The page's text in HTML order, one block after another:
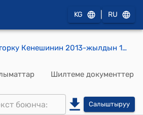
KG RU
КР Жогорку Кенешинин 2013-жылдын 19-январындагы № 2668-V "Кыргыз Республикасындагы банктар жана банк иши жөнүндө" Кыргыз Республикасынын Мыйзамына өзгөртүүлөрдү жана толуктоолорду киргизүү тууралуу" Кыргыз Республикасынын Мыйзамынын долбоорун четке кагуу жөнүндө" токтому
Шилтеме документтер
Салыштыруу